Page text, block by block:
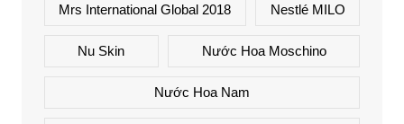
Mrs International Global 2018 Nestlé MILO
Nu Skin Nước Hoa Moschino
Nước Hoa Nam